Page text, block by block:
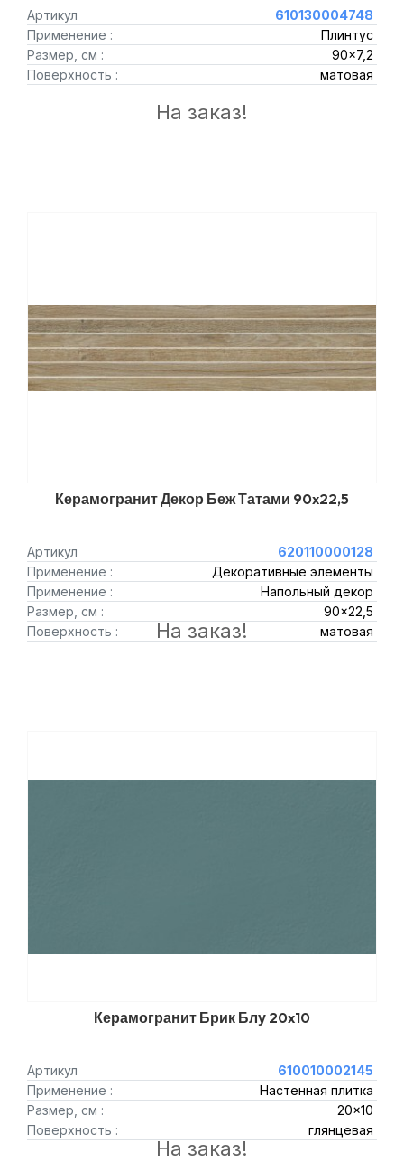
Артикул
610130004748
Применение :
Плинтус
Размер, см :
90x7,2
Поверхность :
матовая
На заказ!
Керамогранит Декор Беж Татами 90x22,5
Артикул
620110000128
Применение :
Декоративные элементы
Применение :
Напольный декор
Размер, см :
90x22,5
Поверхность :
матовая
На заказ!
Керамогранит Брик Блу 20x10
Артикул
610010002145
Применение :
Настенная плитка
Размер, см :
20x10
Поверхность :
глянцевая
На заказ!